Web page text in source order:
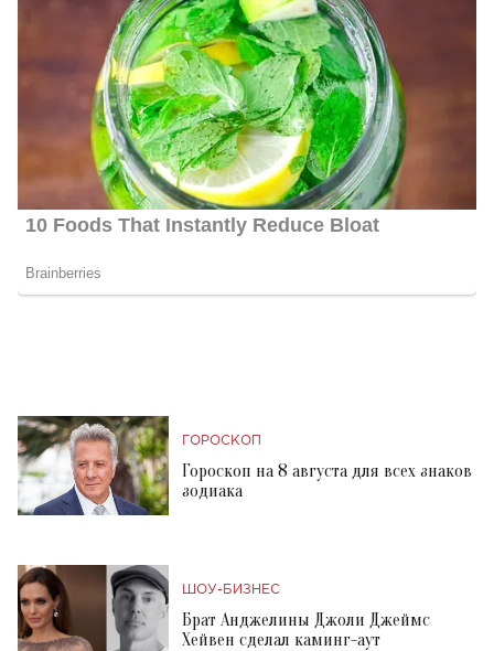
ГОРОСКОП
Гороскоп на 8 августа для всех знаков
зодиака
ШОУ-БИЗНЕС
Брат Анджелины Джоли Джеймс
Хейвен сделал каминг-аут